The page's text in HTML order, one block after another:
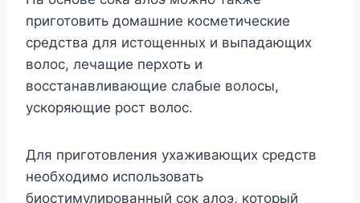
приготовить домашние косметические
средства для истощенных и выпадающих
волос, лечащие перхоть и
восстанавливающие слабые волосы,
ускоряющие рост волос.
Для приготовления ухаживающих средств
необходимо использовать
биостимулированный сок алоэ, который